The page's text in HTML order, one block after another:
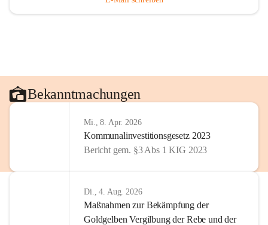
Bekanntmachungen
Mi., 8. Apr. 2026
Kommunalinvestitionsgesetz 2023
Bericht gem. §3 Abs 1 KIG 2023
Di., 4. Aug. 2026
Maßnahmen zur Bekämpfung der
Goldgelben Vergilbung der Rebe und der